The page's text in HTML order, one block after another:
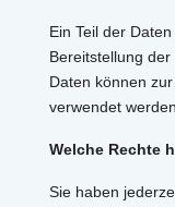
Ein Teil der
Bereitstellung
Daten können
verwendet
Welche Rechte
Sie haben